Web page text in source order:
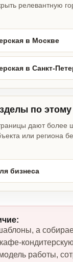
релевантную
в Москве
в Санкт-
по этому
дают более
или региона
бизнеса
а
работы,